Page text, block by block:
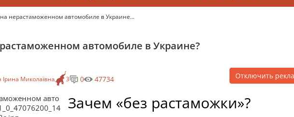
на нерастаможенном автомобиле в Украине...
автомобиле в Украине?
Миколаївна 3 0 47734 Отключить
Зачем «без растаможки»?